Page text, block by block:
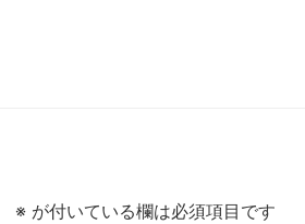
※ が付いている欄は必須項目です